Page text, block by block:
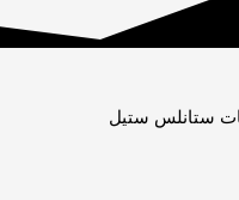
ستانلس ستيل